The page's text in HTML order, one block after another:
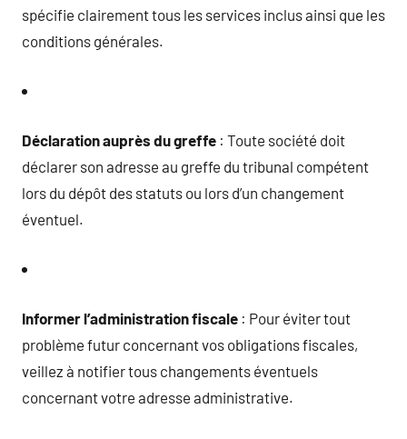
spécifie clairement tous les services inclus ainsi que les
conditions générales.
Déclaration auprès du greffe : Toute société doit
déclarer son adresse au greffe du tribunal compétent
lors du dépôt des statuts ou lors d’un changement
éventuel.
Informer l’administration fiscale : Pour éviter tout
problème futur concernant vos obligations fiscales,
veillez à notifier tous changements éventuels
concernant votre adresse administrative.